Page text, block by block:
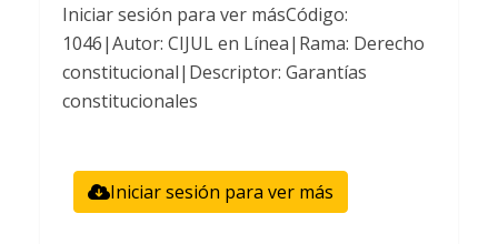
Iniciar sesión para ver másCódigo:
1046|Autor: CIJUL en Línea|Rama: Derecho
constitucional|Descriptor: Garantías
constitucionales
Iniciar sesión para ver más